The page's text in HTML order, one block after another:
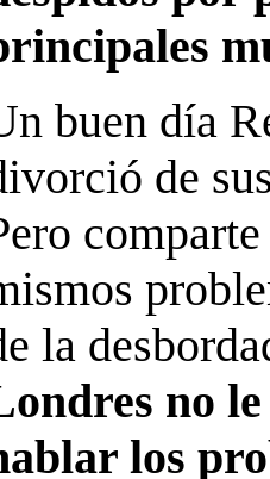
buen día
de
la
no
los